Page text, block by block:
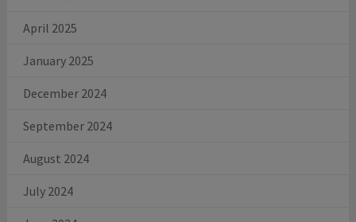
April 2025
January 2025
December 2024
September 2024
August 2024
July 2024